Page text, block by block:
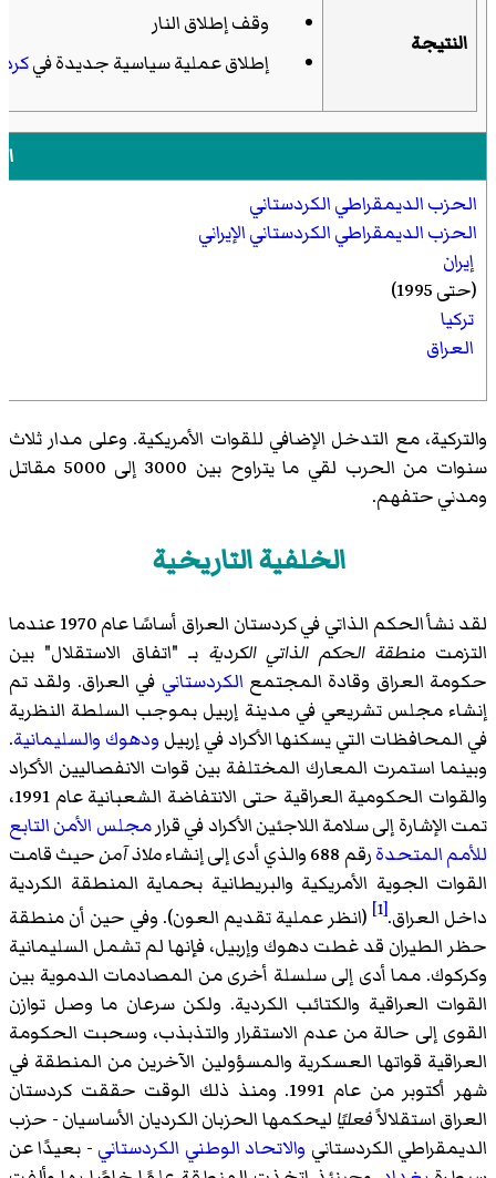
النتيجة
وقف إطلاق النار
إطلاق عملية سياسية جديدة في
الحزب الديمقراطي الكردستاني
الحزب الديمقراطي الكردستاني الإيراني
إيران
(حتى 1995)
تركيا
العراق
والتركية، مع التدخل الإضافي للقوات الأمريكية. وعلى مدار ثلاث
سنوات من الحرب لقي ما يتراوح بين 3000 إلى 5000 مقاتل
ومدني حتفهم.
الخلفية التاريخية
لقد نشأ الحكم الذاتي في كردستان العراق أساسًا عام 1970 عندما
التزمتمنطقة الحكم الذاتي الكردية بـ "اتفاق الاستقلال" بين
حكومة العراق وقادة المجتمع الكردستاني في العراق. ولقد تم
إنشاء مجلس تشريعي في مدينة إربيل بموجب السلطة النظرية
في المحافظات التي يسكنها الأكراد في إربيل ودهوك والسليمانية.
وبينما استمرت المعارك المختلفة بين قوات الانفصاليين الأكراد
والقوات الحكومية العراقية حتى الانتفاضة الشعبانية عام 1991،
تمت الإشارة إلى سلامة اللاجئين الأكراد في قرارمجلس الأمن التابع
للأمم المتحدةرقم 688 والذي أدى إلى إنشاء ملاذ آمنحيث قامت
القوات الجوية الأمريكية والبريطانية بحماية المنطقة الكردية
داخل العراق.[1]
(انظر عملية تقديم العون). وفي حين أن منطقة
حظر الطيران قد غطت دهوك وإربيل، فإنها لم تشمل السليمانية
وكركوك. مما أدى إلى سلسلة أخرى من المصادمات الدموية بين
القوات العراقية والكتائب الكردية. ولكن سرعان ما وصل توازن
القوى إلى حالة من عدم الاستقرار والتذبذب، وسحبت الحكومة
العراقية قواتها العسكرية والمسؤولين الآخرين من المنطقة في
شهر أكتوبر من عام 1991. ومنذ ذلك الوقت حققت كردستان
العراق استقلالاًفعليًا ليحكمها الحزبان الكرديان الأساسيان - حزب
الديمقراطي الكردستاني والاتحاد الوطني الكردستاني - بعيدًا عن